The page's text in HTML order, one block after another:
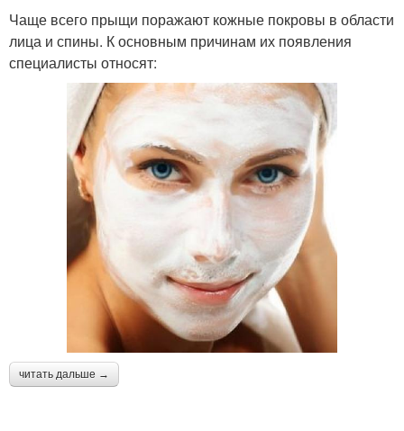
Чаще всего прыщи поражают кожные покровы в области
лица и спины. К основным причинам их появления
специалисты относят:
читать дальше →